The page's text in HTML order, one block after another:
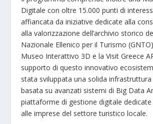
Digitale con oltre 15.000 punti di
affiancata da iniziative dedicate alla
alla valorizzazione dell’archivio storico
Nazionale Ellenico per il Turismo
Museo Interattivo 3D e la Visit Greece
supporto di questo innovativo
stata sviluppata una solida
basata su avanzati sistemi di Big Data
piattaforme di gestione digitale
alle imprese del settore turistico locale.